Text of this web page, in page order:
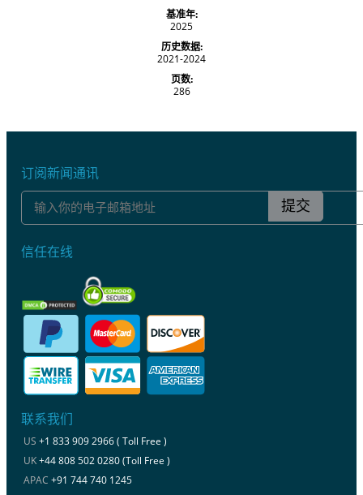
基准年:
2025
历史数据:
2021-2024
页数:
286
订阅新闻通讯
提交
信任在线
联系我们
US +1 833 909 2966 ( Toll Free )
UK+44 808 502 0280 (Toll Free )
APAC +91 744 740 1245